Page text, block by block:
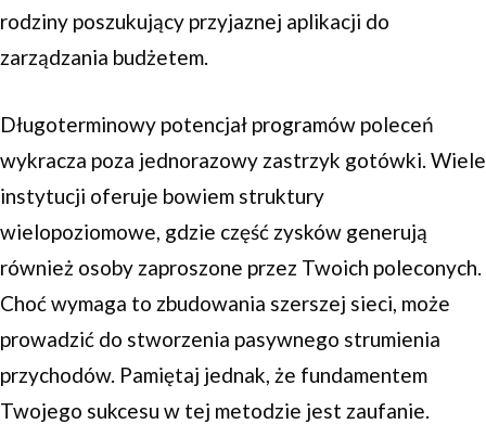
rodziny poszukujący przyjaznej aplikacji do
zarządzania budżetem.
Długoterminowy potencjał programów poleceń
wykracza poza jednorazowy zastrzyk gotówki. Wiele
instytucji oferuje bowiem struktury
wielopoziomowe, gdzie część zysków generują
również osoby zaproszone przez Twoich poleconych.
Choć wymaga to zbudowania szerszej sieci, może
prowadzić do stworzenia pasywnego strumienia
przychodów. Pamiętaj jednak, że fundamentem
Twojego sukcesu w tej metodzie jest zaufanie.